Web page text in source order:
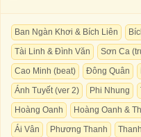
Ban Ngàn Khơi & Bích Liên
Tài Linh & Đình Văn
Sơn Ca
Cao Minh (beat)
Đông Quân
Ánh Tuyết (ver 2)
Phi Nhung
Hoàng Oanh
Hoàng Oanh &
Ái Vân
Phương Thanh